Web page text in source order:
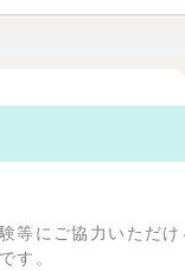
等にご協力いただ
す。